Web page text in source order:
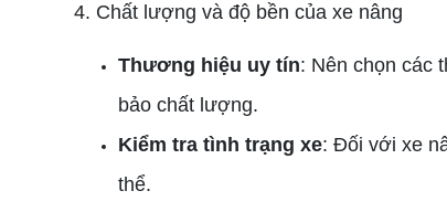
4. Chất lượng và độ bền của xe nâng
Thương hiệu uy tín: Nên chọn các
bảo chất lượng.
Kiểm tra tình trạng xe: Đối với xe
thể.